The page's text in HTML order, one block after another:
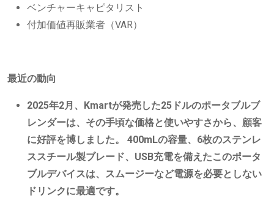
ベンチャーキャピタリスト
付加価値再販業者（VAR）
最近の動向
2025年2月、Kmartが発売した25ドルのポータブルブ
レンダーは、その手頃な価格と使いやすさから、顧客
に好評を博しました。 400mLの容量、6枚のステンレ
ススチール製ブレード、USB充電を備えたこのポータ
ブルデバイスは、スムージーなど電源を必要としない
ドリンクに最適です。